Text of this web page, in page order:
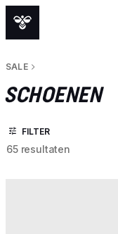
SALE
SCHOENEN
FILTER
65 resultaten